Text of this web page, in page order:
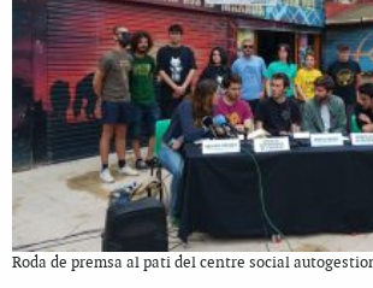
Roda de premsa al pati del centre social